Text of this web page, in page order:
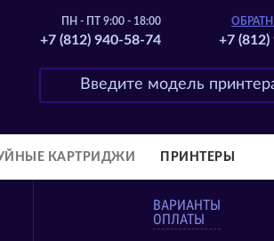
ПН - ПТ 9:00 - 18:00
+7 (812) 940-58-74 +7
КАРТРИДЖИ ПРИНТЕРЫ
ВАРИАНТЫ
ОПЛАТЫ